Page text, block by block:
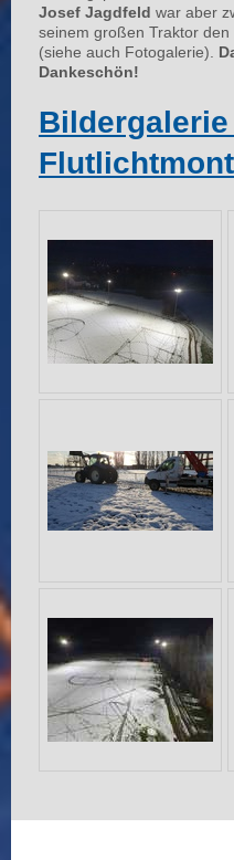
Josef Jagdfeld war aber
seinem großen Traktor
(siehe auch Fotogalerie).
Dankeschön!